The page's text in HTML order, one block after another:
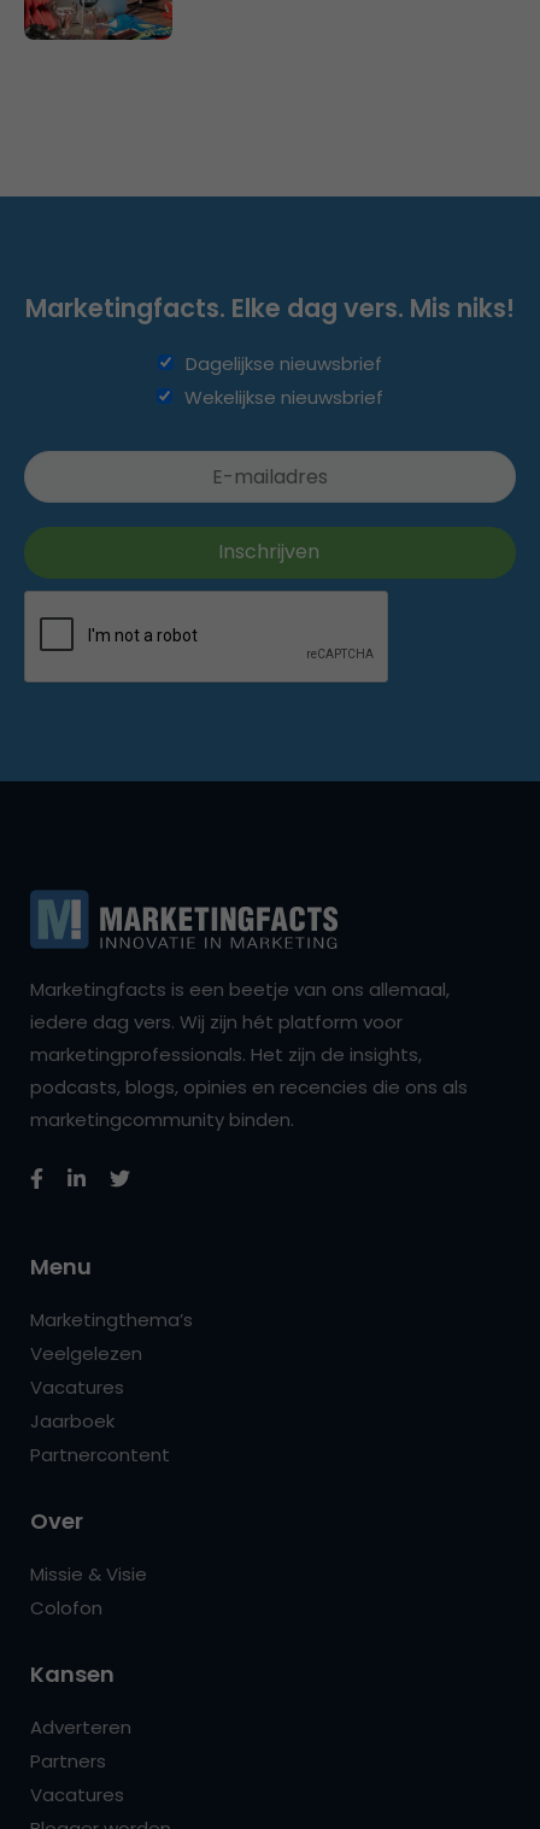
Marketingfacts. Elke dag vers. Mis niks!
Dagelijkse nieuwsbrief
Wekelijkse nieuwsbrief
Marketingfacts is een beetje van ons allemaal,
iedere dag vers. Wij zijn hét platform voor
marketingprofessionals. Het zijn de insights,
podcasts, blogs, opinies en recencies die ons als
marketingcommunity binden.
Menu
Marketingthema’s
Veelgelezen
Vacatures
Jaarboek
Partnercontent
Over
Missie & Visie
Colofon
Kansen
Adverteren
Partners
Vacatures